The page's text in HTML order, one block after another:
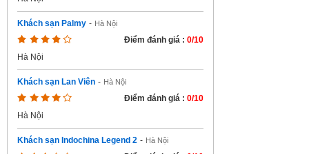
Khách sạn Palmy - Hà Nội
Điểm đánh giá : 0/10
Hà Nội
Khách sạn Lan Viên - Hà Nội
Điểm đánh giá : 0/10
Hà Nội
Khách sạn Indochina Legend 2 - Hà Nội